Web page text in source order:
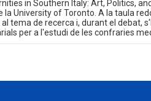
in Southern Italy: Art, Politics,
la University of Toronto. A la taula
tema de recerca i, durant el debat,
per a l'estudi de les confraries